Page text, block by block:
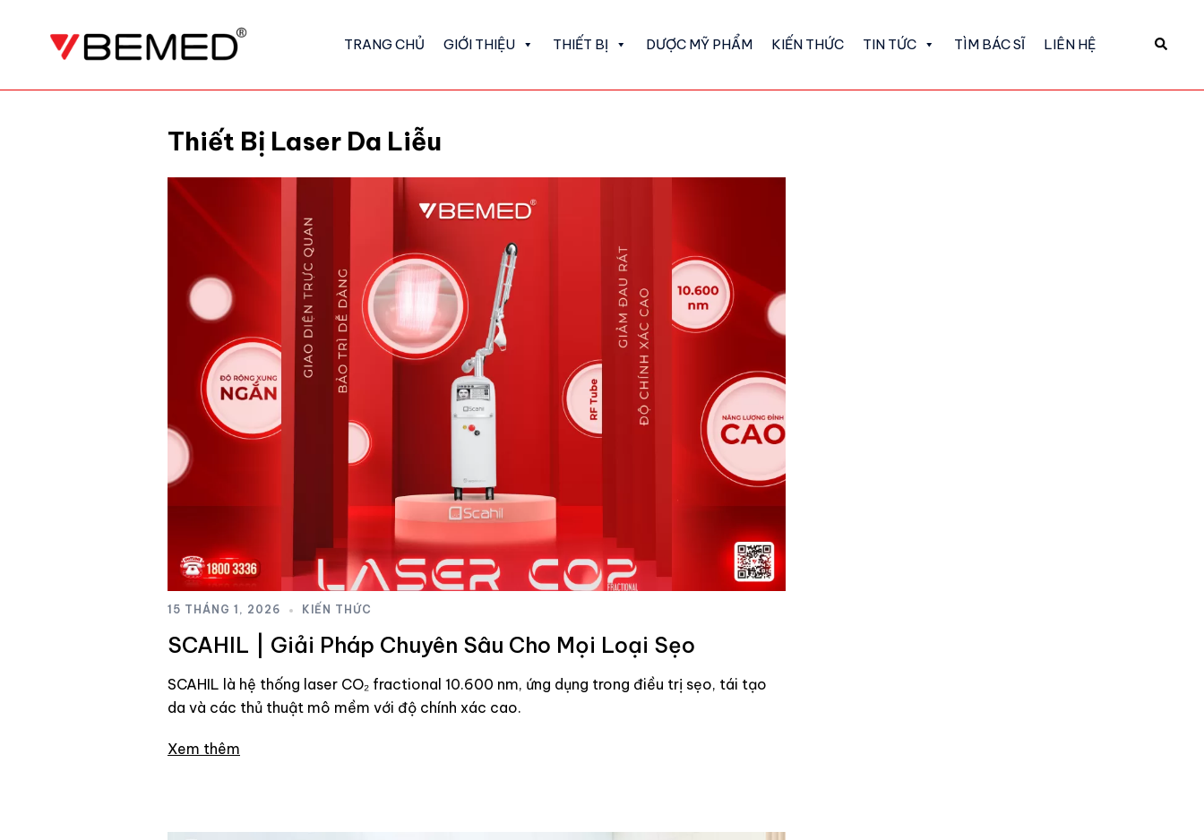
TRANG CHỦ GIỚI THIỆU THIẾT BỊ DƯỢC MỸ PHẨM KIẾN THỨC TIN TỨC TÌM BÁC SĨ LIÊN HỆ
Thiết Bị Laser Da Liễu
15 THÁNG 1, 2026 KIẾN THỨC
SCAHIL | Giải Pháp Chuyên Sâu Cho Mọi Loại Sẹo
SCAHIL là hệ thống laser CO₂ fractional 10.600 nm, ứng dụng trong điều trị sẹo, tái tạo
da và các thủ thuật mô mềm với độ chính xác cao.
Xem thêm